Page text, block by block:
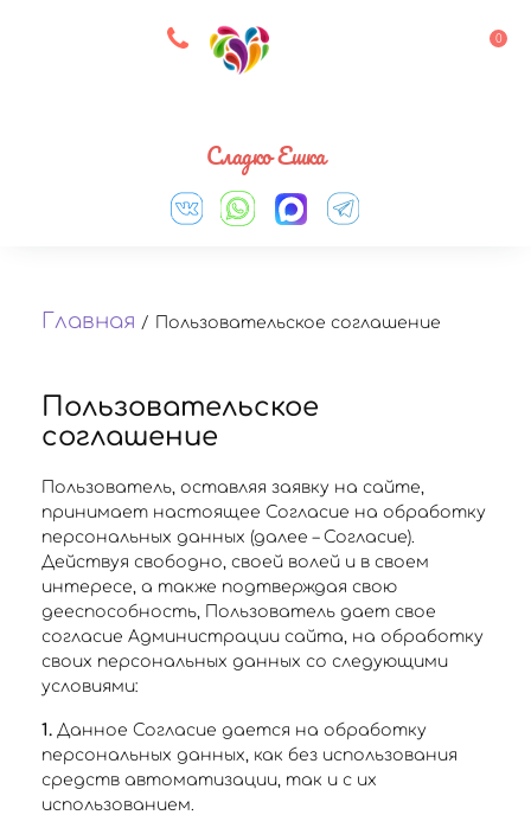
8 927 083 33 05 0
Сладко Ешка
Главная / Пользовательское соглашение
Пользовательское
соглашение
Пользователь, оставляя заявку на сайте,
принимает настоящее Согласие на обработку
персональных данных (далее – Согласие).
Действуя свободно, своей волей и в своем
интересе, а также подтверждая свою
дееспособность, Пользователь дает свое
согласие Администрации сайта, на обработку
своих персональных данных со следующими
условиями:
1. Данное Согласие дается на обработку
персональных данных, как без использования
средств автоматизации, так и с их
использованием.